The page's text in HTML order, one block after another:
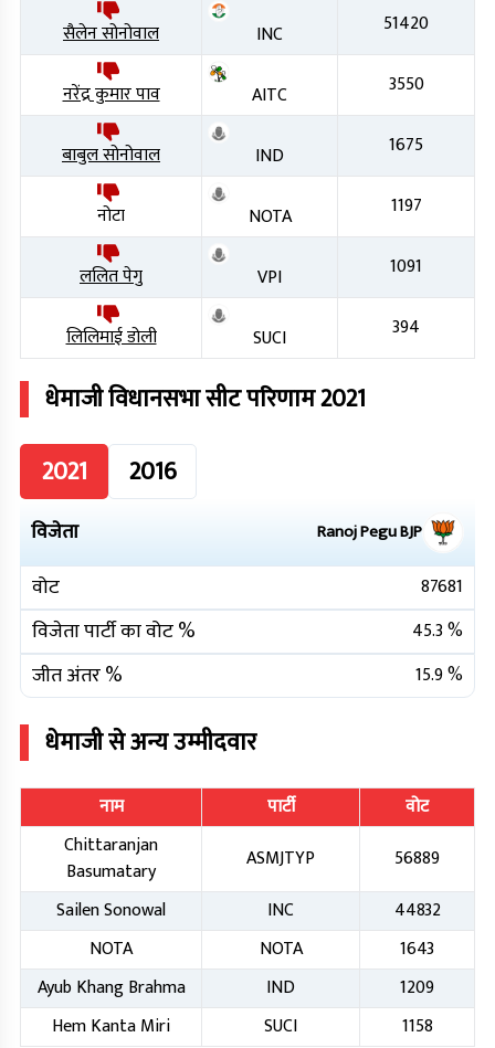
सैलेन सोनोवाल INC 51420
नरेंद्र कुमार पाव AITC 3550
बाबुल सोनोवाल IND 1675
नोटा NOTA 1197
ललित पेगु VPI 1091
लिलिमाई डोली SUCI 394
धेमाजीविधानसभा सीट परिणाम2021
2021
2016
विजेता Ranoj PeguBJP
वोट 87681
विजेता पार्टी का वोट % 45.3%
जीत अंतर % 15.9%
धेमाजीसे अन्य उम्मीदवार
नाम पार्टी
वोट
Chittaranjan
Basumatary
ASMJTYP
56889
Sailen Sonowal
INC
44832
NOTA
NOTA
1643
Ayub Khang Brahma
IND
1209
Hem Kanta Miri
SUCI
1158